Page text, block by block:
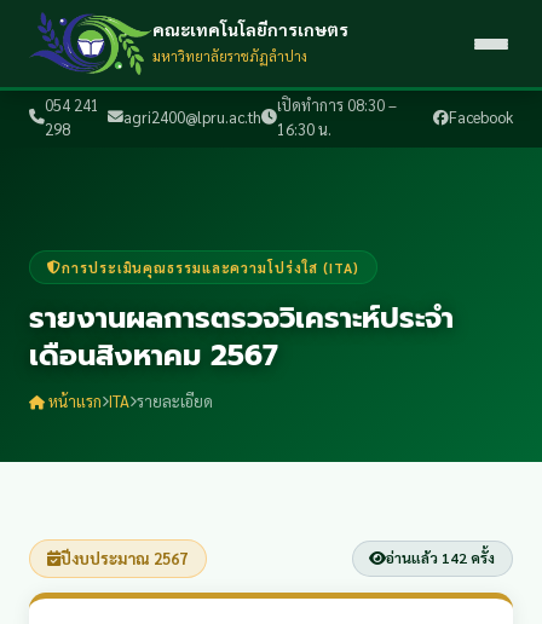
054 241
298
agri2400@lpru.ac.th
เปิดทำการ 08:30 –
16:30 น.
Facebook
คณะเทคโนโลยีการเกษตร
มหาวิทยาลัยราชภัฏลำปาง
การประเมินคุณธรรมและความโปร่งใส (ITA)
รายงานผลการตรวจวิเคราะห์ประจำ
เดือนสิงหาคม 2567
หน้าแรก ITA รายละเอียด
ปีงบประมาณ 2567 อ่านแล้ว 142 ครั้ง